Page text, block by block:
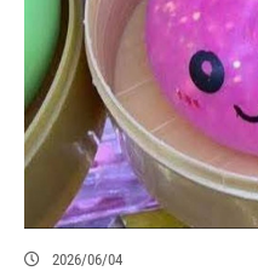
2026/06/04